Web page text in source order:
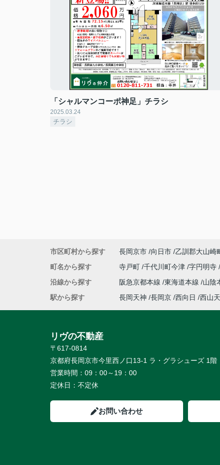
「シャルマンコーポ神足」チラシ
2025.03.24
チラシ
市区町村から探す 長岡京市 向日市 乙訓郡大山崎
町名から探す
寺戸町 千代川町今津 字円明寺
沿線から探す
阪急京都本線 東海道本線 山陰
駅から探す
長岡天神 長岡京 西向日 西山
リヴの不動産
〒617-0814
京都府長岡京市今里西ノ口13-1 ラ・グラシューズ 1階
営業時間： 09：00～19：00
定休日： 不定休
お問い合わせ